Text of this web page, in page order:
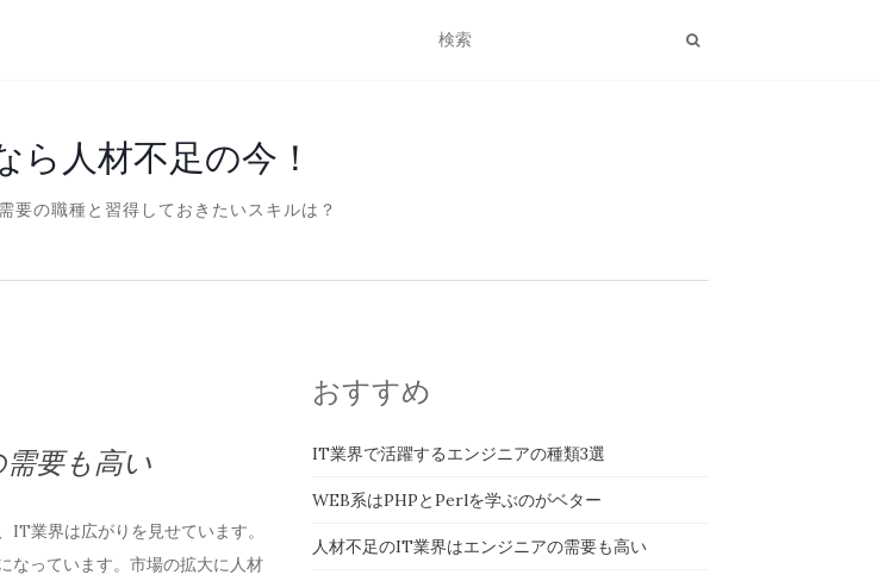
ら人材不足の今！
要の職種と習得しておきたいスキルは？
要も高い
業界は広がりを見せています。
なっています。市場の拡大に人材
おすすめ
IT業界で活躍するエンジニアの種類3選
WEB系はPHPとPerlを学ぶのがベター
人材不足のIT業界はエンジニアの需要も高い